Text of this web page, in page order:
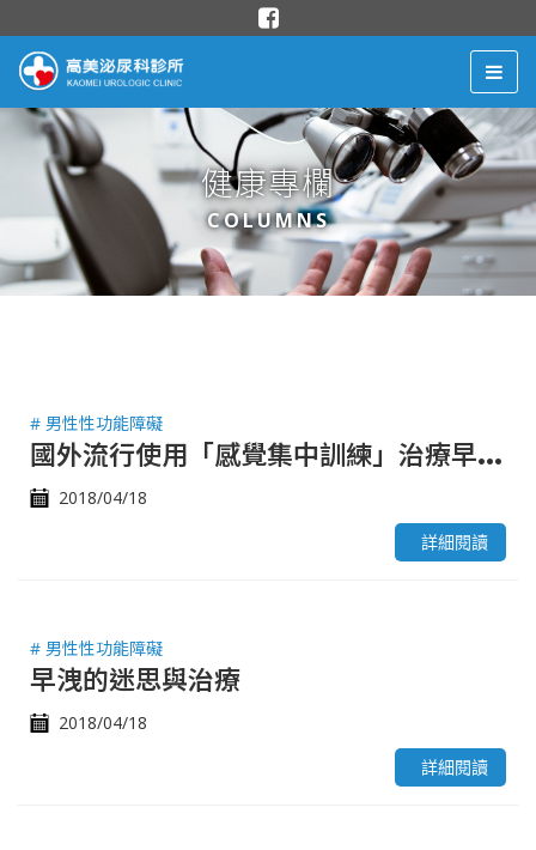
健康專欄
COLUMNS
# 男性性功能障礙
國
外流行使用「感覺集中訓練」治療早洩，你也可以試試看！
2018/04/18
詳細閱讀
# 男性性功能障礙
早洩的迷思與治療
2018/04/18
詳細閱讀